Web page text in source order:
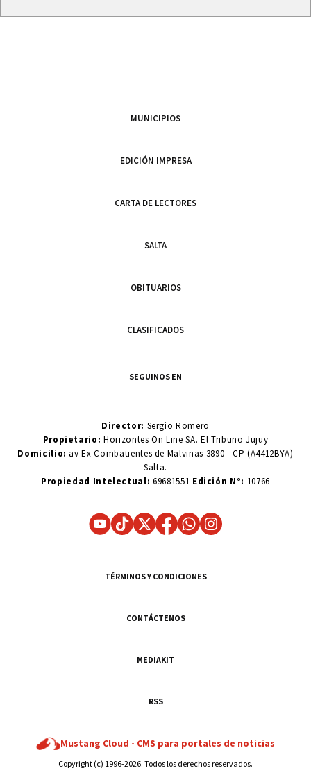
MUNICIPIOS
EDICIÓN IMPRESA
CARTA DE LECTORES
SALTA
OBITUARIOS
CLASIFICADOS
SEGUINOS EN
Director: Sergio Romero
Propietario:Horizontes On Line SA. El Tribuno Jujuy
Domicilio: av Ex Combatientes de Malvinas 3890 - CP (A4412BYA)
Salta.
Propiedad Intelectual: 69681551 Edición N°: 10766
TÉRMINOS Y CONDICIONES
CONTÁCTENOS
MEDIAKIT
RSS
Mustang Cloud - CMS para portales de noticias
Copyright (c) 1996-2026. Todos los derechos reservados.